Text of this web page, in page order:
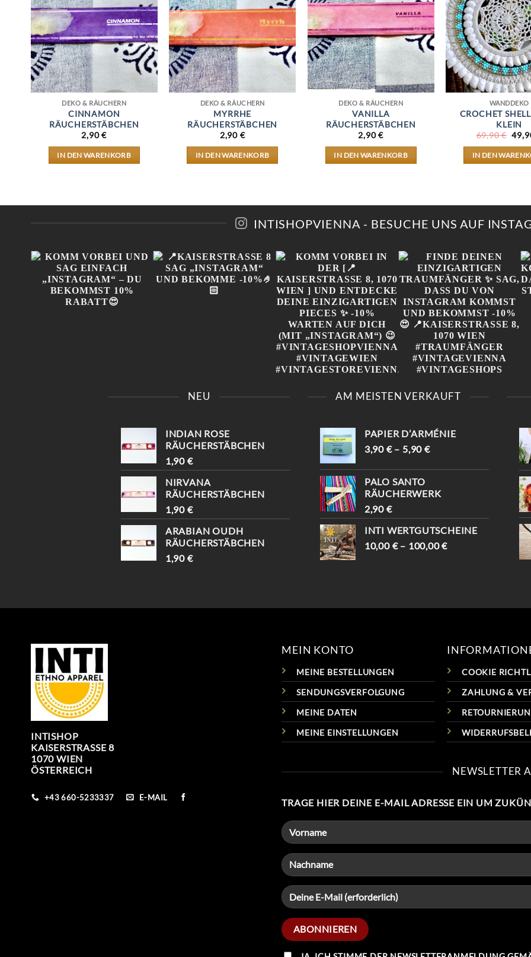
DEKO & RÄUCHERN
CINNAMON
RÄUCHERSTÄBCHEN
2,90€
IN DEN WARENKORB
DEKO & RÄUCHERN
MYRRHE
RÄUCHERSTÄBCHEN
2,90 €
IN DEN WARENKORB
DEKO & RÄUCHERN
VANILLA
RÄUCHERSTÄBCHEN
2,90€
IN DEN WARENKORB
WANDDEKO
CROCHET
KLEIN
69,90€
PREIS
IN DEN
INTISHOPVIENNA - BESUCHE UNS AUF
EKOMME -10%🤌🏻
070 WIEN ] UND E
-10% WARTEN AUF D
ICH (MIT „INSTAGRAM“) 

#VINTAGESHOPVIENNA #
VINTAGEWIEN #
VINTAGESTOREVIENNA #
INTISHOPVIENNA #
ETHNOSTYLE
TRAUMFÄNGER ✨ SAG,
UND BEKOMMST -10%😍
📍KAISERSTRASSE 8, 1070 W
IEN #TRAUMFÄNGER #
VINTAGEVIENNA #
NEU
INDIAN ROSE
RÄUCHERSTÄBCHEN
1,90 €
NIRVANA
RÄUCHERSTÄBCHEN
1,90 €
ARABIAN OUDH
RÄUCHERSTÄBCHEN
1,90 €
AM MEISTEN VERKAUFT
PAPIER D’ARMÉNIE
3,90 €– 5,90€
PALO SANTO
RÄUCHERWERK
2,90 €
INTI WERTGUTSCHEINE
10,00 €– 100,00€
INTISHOP
KAISERSTRASSE 8
1070 WIEN
ÖSTERREICH
+43 660-5233337 E-MAIL
MEIN KONTO
MEINE BESTELLUNGEN
SENDUNGSVERFOLGUNG
MEINE DATEN
MEINE EINSTELLUNGEN
COOKIE
ZAHLUNG &
NEWSLETTER
TRAGE HIER DEINE E-MAIL ADRESSE EIN UM